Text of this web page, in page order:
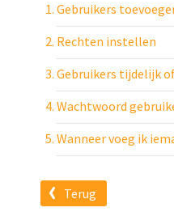
Gebruikers
Rechten instellen
Gebruikers tijdelijk
Wachtwoord
Wanneer voeg ik
Terug